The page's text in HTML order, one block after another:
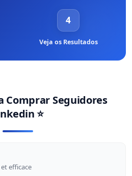
4
Veja os Resultados
Comprar Seguidores
⭐
efficace